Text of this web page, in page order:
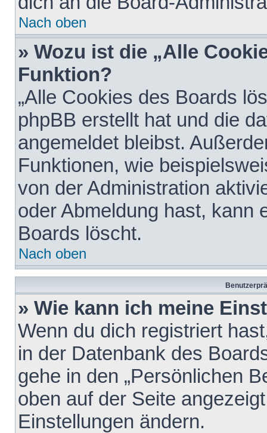
Nach oben
» Wozu ist die „Alle
Funktion?
„Alle Cookies des Boards
phpBB erstellt hat und die
angemeldet bleibst.
Funktionen, wie
von der Administration
oder Abmeldung hast, kann
Boards löscht.
Nach oben
» Wie kann ich meine
Wenn du dich registriert
in der Datenbank des
gehe in den „Persönlichen
oben auf der Seite
Einstellungen ändern.